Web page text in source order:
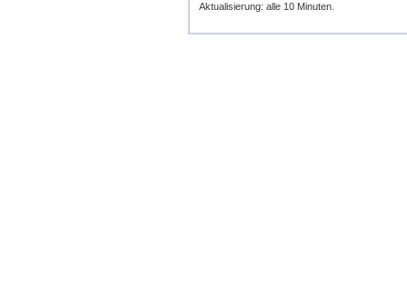
Aktualisierung: alle 10 Minuten.